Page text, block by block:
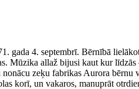
gada 4. septembrī. Bērnībā
Mūzika allaž bijusi kaut kur
zeķu fabrikas Aurora
korī, un vakaros, manuprāt